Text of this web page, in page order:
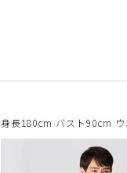
身長180cm バスト90cm